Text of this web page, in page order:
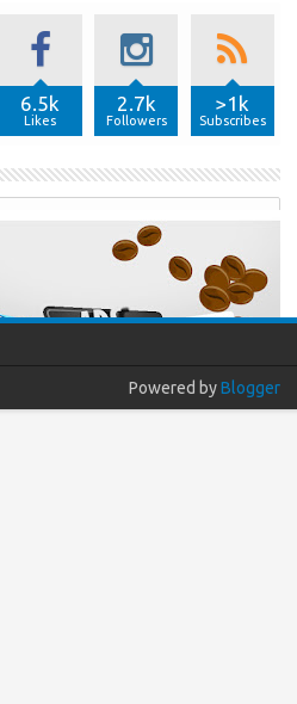
6.5k
Likes
2.7k
Followers
>1k
Subscribes
Powered byBlogger